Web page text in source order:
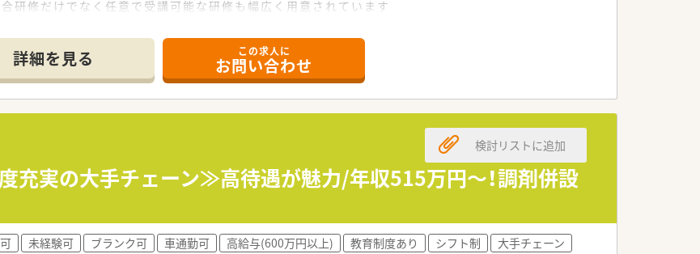
研修だけでなく任意で受講可能な研修も幅広く用意されています
19時までの勤務）どちらかの働き方を選択できます
クリニック併設店舗」「敷地内薬局」「訪問調剤特化型店舗」など様々な店舗を運営しています
訪問調剤特化型店舗」を50店舗以上、無菌調剤室は業界最多の51店舗設置しています
営優良法人2023（大規模法人部門）認定」等を取得し一人ひとりが働きやすい環境が整備されて
、キャリア支援制度等があるのも特徴です
詳細を見る この求人に
お問い合わせ
充実の大手チェーン≫高待遇が魅力/年収515万円～！調剤併設
検討リストに追加
未経験可 ブランク可 車通勤可 高給与(600万円以上) 教育制度あり シフト制
大手チェーン